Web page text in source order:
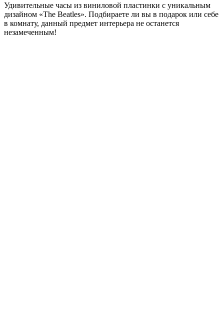
Удивительные часы из виниловой пластинки с уникальным
дизайном «Thе Beatles». Подбираете ли вы в подарок или себе
в комнату, данный предмет интерьера не останется
незамеченным!